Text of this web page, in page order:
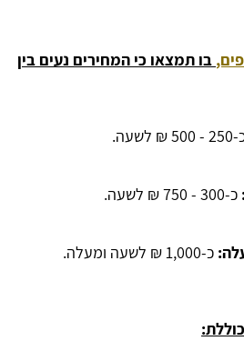
בו תמצאו כי המחירים נעים בין
₪ לשעה.
כ-300 - 750 ₪ לשעה.
כ-1,000 ₪ לשעה ומעלה.